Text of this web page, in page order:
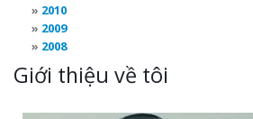
2010
2009
2008
Giới thiệu về tôi